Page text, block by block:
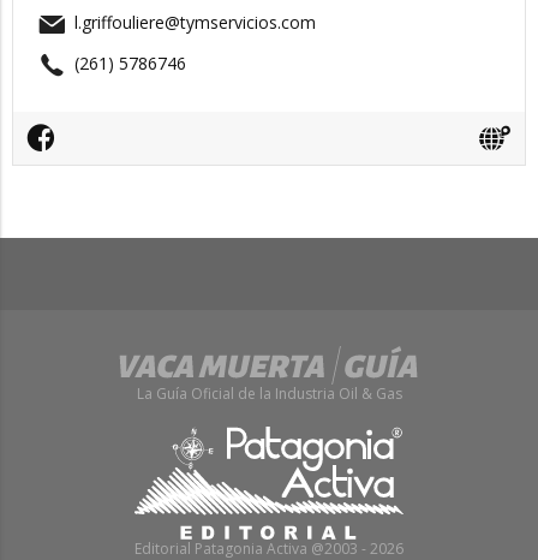
l.griffouliere@tymservicios.com
(261) 5786746
La Guía Oficial de la Industria Oil & Gas
Editorial Patagonia Activa @2003 - 2026